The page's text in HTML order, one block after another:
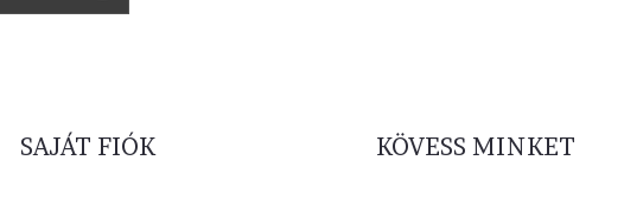
SAJÁT FIÓK KÖVESS MINKET